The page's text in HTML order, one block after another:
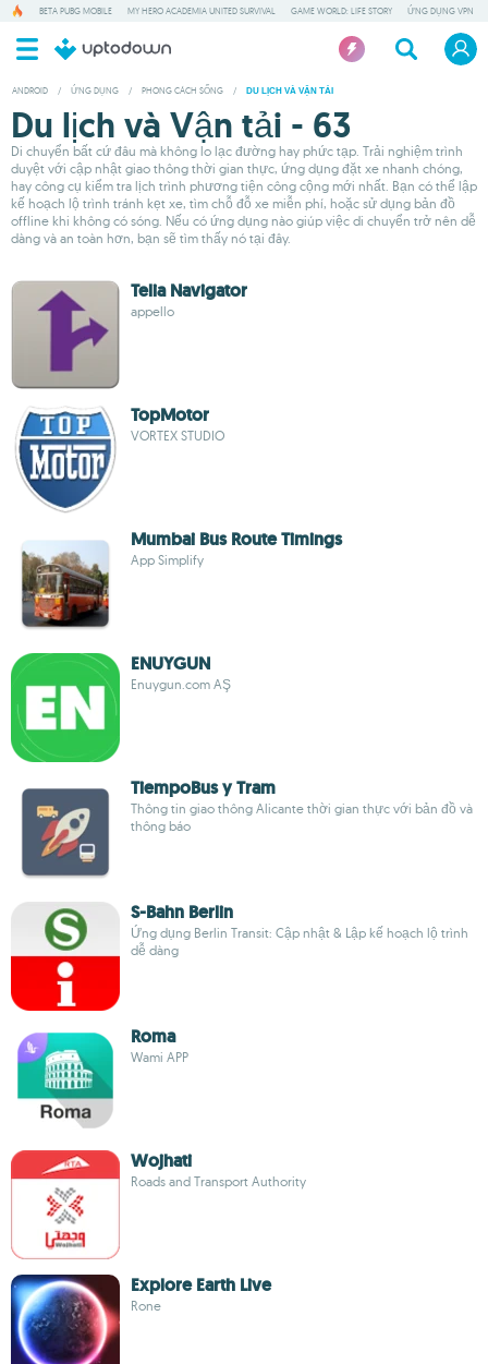
BETA PUBG MOBILE MY HERO ACADEMIA UNITED SURVIVAL GAME WORLD: LIFE STORY ỨNG DỤNG VPN
ANDROID / ỨNG DỤNG / PHONG CÁCH SỐNG / DU LỊCH VÀ VẬN TẢI
Du lịch và Vận tải - 63
Di chuyển bất cứ đâu mà không lo lạc đường hay phức tạp. Trải nghiệm trình
duyệt với cập nhật giao thông thời gian thực, ứng dụng đặt xe nhanh chóng,
hay công cụ kiểm tra lịch trình phương tiện công cộng mới nhất. Bạn có thể lập
kế hoạch lộ trình tránh kẹt xe, tìm chỗ đỗ xe miễn phí, hoặc sử dụng bản đồ
offline khi không có sóng. Nếu có ứng dụng nào giúp việc di chuyển trở nên dễ
dàng và an toàn hơn, bạn sẽ tìm thấy nó tại đây.
Telia Navigator
appello
TopMotor
VORTEX STUDIO
Mumbai Bus Route Timings
App Simplify
ENUYGUN
Enuygun.com AŞ
TiempoBus y Tram
Thông tin giao thông Alicante thời gian thực với bản đồ và
thông báo
S-Bahn Berlin
Ứng dụng Berlin Transit: Cập nhật & Lập kế hoạch lộ trình
dễ dàng
Roma
Wami APP
Wojhati
Roads and Transport Authority
Explore Earth Live
Rone